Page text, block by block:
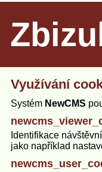
Využívání
Systém NewCMS
Identifikace
jako například